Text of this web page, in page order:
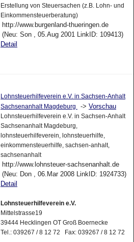
Erstellung von Steuersachen (z.B. Lohn- und
Einkommensteuerberatung)
http://www.burgenland-thueringen.de
(Neu: Son , 05.Aug 2001 LinkID: 109413)
Detail
Lohnsteuerhilfeverein e.V. in Sachsen-Anhalt
Sachsenanhalt Magdeburg
-> Vorschau
Lohnsteuerhilfeverein e.V. in Sachsen-Anhalt
Sachsenanhalt Magdeburg,
lohnsteuerhilfeverein, lohnsteuerhilfe,
einkommensteuerhilfe, sachsen-anhalt,
sachsenanhalt
http://www.lohnsteuer-sachsenanhalt.de
(Neu: Don , 06.Mar 2008 LinkID: 1924733)
Detail
Lohnsteuerhilfeverein e.V.
Mittelstrasse19
39444 Hecklingen OT Groß Boernecke
Tel.: 039267 / 8 12 72 Fax: 039267 / 8 12 72